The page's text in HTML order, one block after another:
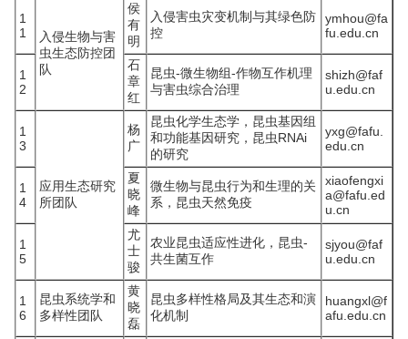
1
1
入侵生物与害
虫生态防控团
队
侯
有
明
入侵害虫灾变机制与其绿色防
控
ymhou@fa
fu.edu.cn
1
2
石
章
红
昆虫-微生物组-作物互作机理
与害虫综合治理
shizh@faf
u.edu.cn
1
3
应用生态研究
所团队
杨
广
昆虫化学生态学，昆虫基因组
和功能基因研究，昆虫RNAi
的研究
yxg@fafu.
edu.cn
1
4
夏
晓
峰
微生物与昆虫行为和生理的关
系，昆虫天然免疫
xiaofengxi
a@fafu.ed
u.cn
1
5
尤
士
骏
农业昆虫适应性进化，昆虫-
共生菌互作
sjyou@faf
u.edu.cn
1
6
昆虫系统学和
多样性团队
黄
晓
磊
昆虫多样性格局及其生态和演
化机制
huangxl@f
afu.edu.cn